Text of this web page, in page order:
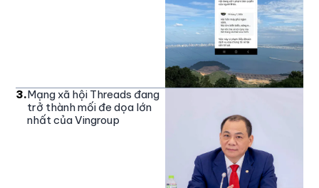
3.Mạng xã hội Threads đang
trở thành mối đe dọa lớn
nhất của Vingroup